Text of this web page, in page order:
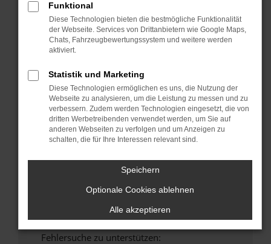
Fenster?
Starte dein Gerät neu.
Das kann manchmal helfen, vorübergehende
Probleme zu beheben.
Stelle sicher, dass dein Browser und dein
Betriebssystem auf dem neuesten Stand
sind.
Veraltete Software birgt nicht nur ein
Sicherheitsrisiko, sondern kann auch dazu
führen, dass bestimmte Funktionen nicht mehr
Wende dich an den Webseitenbetreiber.
Wenn du alle oben genannten Schritte versucht
hast, kontaktiere uns bitte. Wir werden
versuchen, das Problem zu beheben. Du kannst
uns diesen Text schicken, um uns bei der
Fehlersuche zu unterstützen:
Funktional
Diese Technologien bieten die bestmögliche Funktionalität
der Webseite. Services von Drittanbietern wie Google Maps,
Chats, Fahrzeugbewertungssystem und weitere werden
aktiviert.
Statistik und Marketing
Diese Technologien ermöglichen es uns, die Nutzung der
Webseite zu analysieren, um die Leistung zu messen und zu
verbessern. Zudem werden Technologien eingesetzt, die von
dritten Werbetreibenden verwendet werden, um Sie auf
anderen Webseiten zu verfolgen und um Anzeigen zu
schalten, die für Ihre Interessen relevant sind.
Speichern
Optionale Cookies ablehnen
Alle akzeptieren